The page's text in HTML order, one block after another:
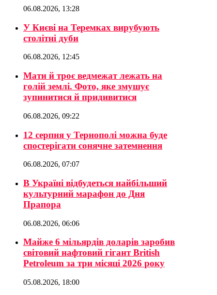
06.08.2026, 13:28
У Києві на Теремках вирубують
столітні дуби
06.08.2026, 12:45
Мати й троє ведмежат лежать на
голій землі. Фото, яке змушує
зупинитися й придивитися
06.08.2026, 09:22
12 серпня у Тернополі можна буде
спостерігати сонячне затемнення
06.08.2026, 07:07
В Україні відбудеться найбільший
культурний марафон до Дня
Прапора
06.08.2026, 06:06
Майже 6 мільярдів доларів заробив
світовий нафтовий гігант British
Petroleum за три місяці 2026 року
05.08.2026, 18:00